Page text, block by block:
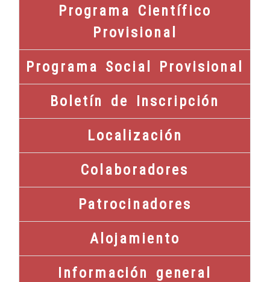
Programa Científico
Provisional
Programa Social Provisional
Boletín de Inscripción
Localización
Colaboradores
Patrocinadores
Alojamiento
Información general